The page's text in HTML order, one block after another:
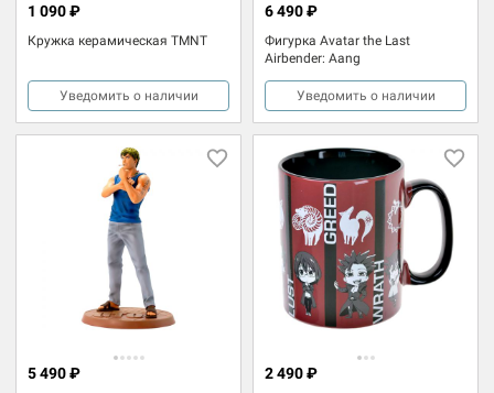
Кружка керамическая TMNT
1 090 ₽
Уведомить о наличии
Фигурка Avatar the Last
Airbender: Aang
6 490 ₽
Уведомить о наличии
5 490 ₽ 2 490 ₽